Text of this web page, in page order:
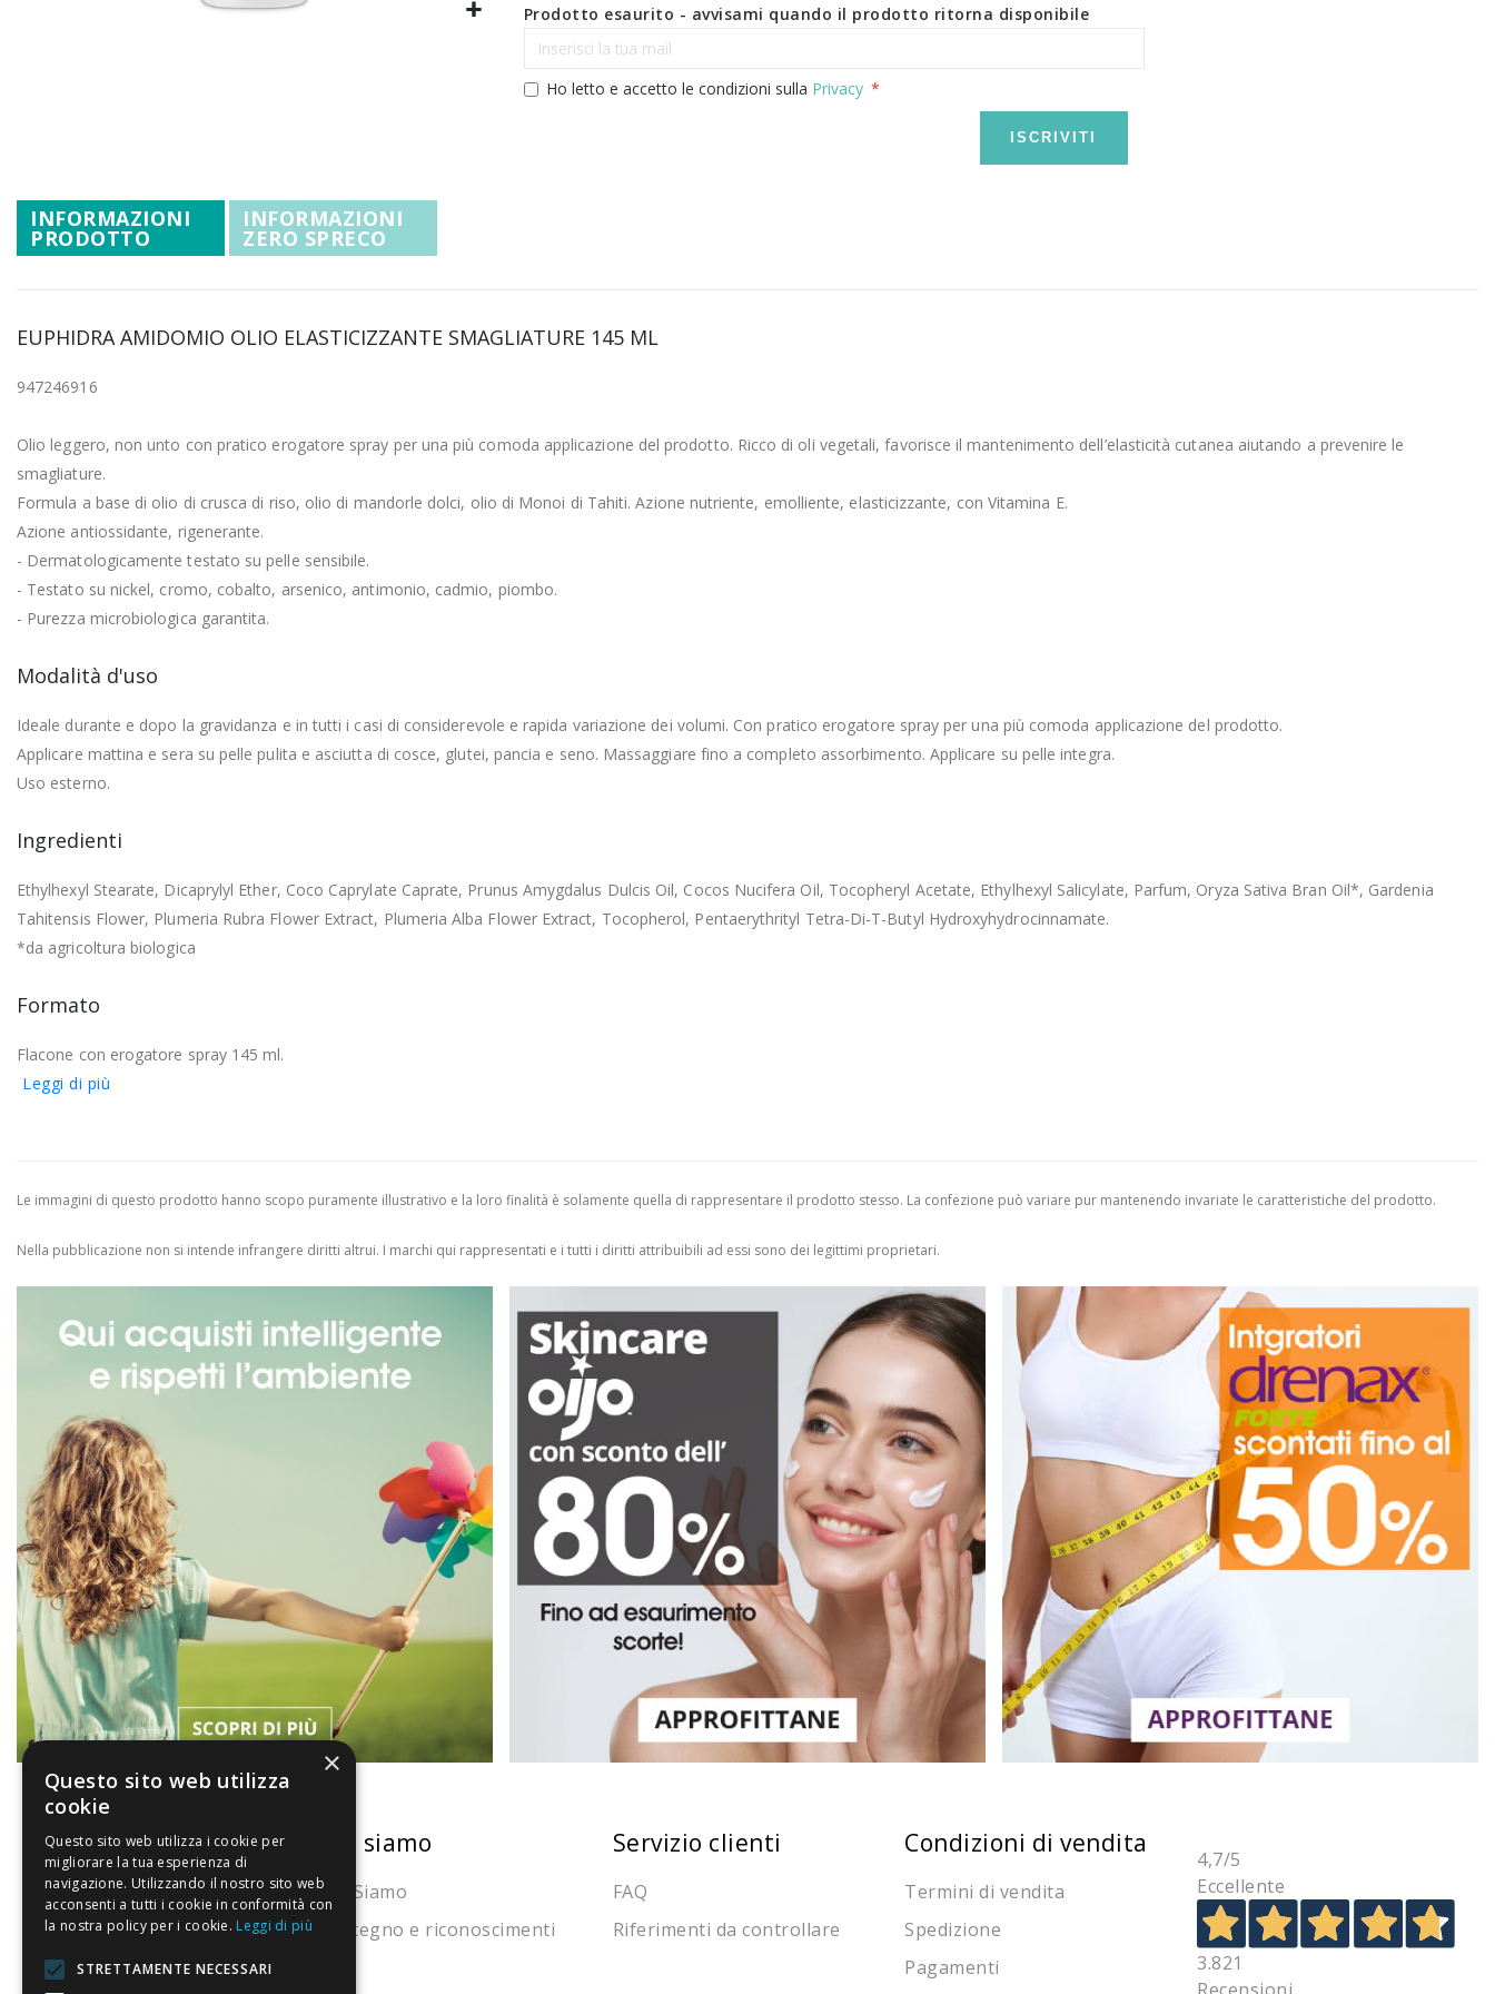
Promozioni
Prodotto esaurito - avvisami quando il prodotto ritorna disponibile
Ho letto e accetto le condizioni sulla Privacy
ISCRIVITI
INFORMAZIONI
PRODOTTO
EUPHIDRA AMIDOMIO OLIO ELASTICIZZANTE SMAGLIATURE 145 ML
947246916
Olio leggero, non unto con pratico erogatore spray per una più comoda applicazione del prodotto. Ricco di oli vegetali, favorisce il mantenimento dell’elasticità cutanea aiutando a prevenire le
smagliature.
Formula a base di olio di crusca di riso, olio di mandorle dolci, olio di Monoi di Tahiti. Azione nutriente, emolliente, elasticizzante, con Vitamina E.
Azione antiossidante, rigenerante.
- Dermatologicamente testato su pelle sensibile.
- Testato su nickel, cromo, cobalto, arsenico, antimonio, cadmio, piombo.
- Purezza microbiologica garantita.
Modalità d'uso
Ideale durante e dopo la gravidanza e in tutti i casi di considerevole e rapida variazione dei volumi. Con pratico erogatore spray per una più comoda applicazione del prodotto.
Applicare mattina e sera su pelle pulita e asciutta di cosce, glutei, pancia e seno. Massaggiare fino a completo assorbimento. Applicare su pelle integra.
Uso esterno.
Ingredienti
Ethylhexyl Stearate, Dicaprylyl Ether, Coco Caprylate Caprate, Prunus Amygdalus Dulcis Oil, Cocos Nucifera Oil, Tocopheryl Acetate, Ethylhexyl Salicylate, Parfum, Oryza Sativa Bran Oil*, Gardenia
Tahitensis Flower, Plumeria Rubra Flower Extract, Plumeria Alba Flower Extract, Tocopherol, Pentaerythrityl Tetra-Di-T-Butyl Hydroxyhydrocinnamate.
*da agricoltura biologica
Formato
Flacone con erogatore spray 145 ml.
Leggi di più
INFORMAZIONI
ZERO SPRECO
Le immagini di questo prodotto hanno scopo puramente illustrativo e la loro finalità è solamente quella di rappresentare il prodotto stesso. La confezione può variare pur mantenendo invariate le caratteristiche del prodotto.
Nella pubblicazione non si intende infrangere diritti altrui. I marchi qui rappresentati e i tutti i diritti attribuibili ad essi sono dei legittimi proprietari.
La nostra convenienza
Il risparmio che fa ambiente
Il nostro manifesto
Il blog
Chi siamo
Chi Siamo
Sostegno e riconoscimenti
Servizio clienti
FAQ
Riferimenti da controllare
Condizioni di vendita
Termini di vendita
Spedizione
Pagamenti
4,7/5
Eccellente
3.821
×
Questo sito web utilizza
cookie
Questo sito web utilizza i cookie per
migliorare la tua esperienza di
navigazione. Utilizzando il nostro sito web
acconsenti a tutti i cookie in conformità con
la nostra policy per i cookie. Leggi di più
STRETTAMENTE NECESSARI